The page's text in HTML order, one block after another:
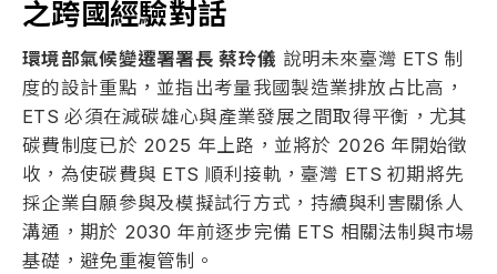
之跨國經驗對話
環境部氣候變遷署署長 蔡玲儀 說明未來臺灣 ETS 制
度的設計重點，並指出考量我國製造業排放占比高，
ETS 必須在減碳雄心與產業發展之間取得平衡，尤其
碳費制度已於 2025 年上路，並將於 2026 年開始徵
收，為使碳費與 ETS 順利接軌，臺灣 ETS 初期將先
採企業自願參與及模擬試行方式，持續與利害關係人
溝通，期於 2030 年前逐步完備 ETS 相關法制與市場
基礎，避免重複管制。